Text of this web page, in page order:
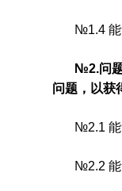
№1.4
№2.问
问题，以获
№2.1
№2.2